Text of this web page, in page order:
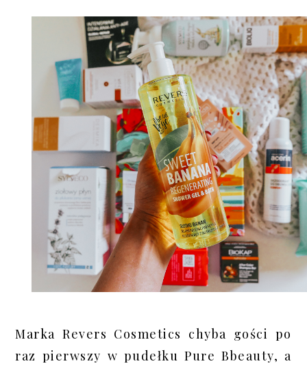
Marka Revers Cosmetics chyba gości po
raz pierwszy w pudełku Pure Bbeauty, a